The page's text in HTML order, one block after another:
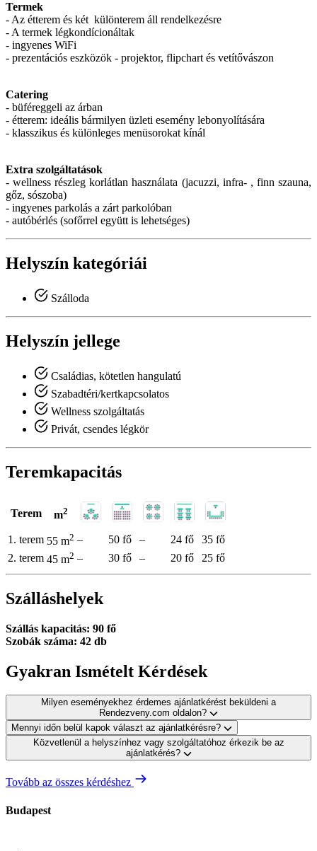
Termek
- Az étterem és két különterem áll rendelkezésre
- A termek légkondícionáltak
- ingyenes WiFi
- prezentációs eszközök - projektor, flipchart és vetítővászon
Catering
- büféreggeli az árban
- étterem: ideális bármilyen üzleti esemény lebonyolítására
- klasszikus és különleges menüsorokat kínál
Extra szolgáltatások
- wellness részleg korlátlan használata (jacuzzi, infra- , finn szauna,
gőz, sószoba)
- ingyenes parkolás a zárt parkolóban
- autóbérlés (sofőrrel együtt is lehetséges)
Helyszín kategóriái
Szálloda
Helyszín jellege
Családias, kötetlen hangulatú
Szabadtéri/kertkapcsolatos
Wellness szolgáltatás
Privát, csendes légkör
Teremkapacitás
Terem m2
1. terem 55 m2 – 50 fő – 24 fő
35 fő
2. terem 45 m2 – 30 fő – 20 fő 25 fő
Szálláshelyek
Szállás kapacitás: 90 fő
Szobák száma: 42 db
Gyakran Ismételt Kérdések
Milyen eseményekhez érdemes ajánlatkérést beküldeni a
Rendezveny.com oldalon?
Mennyi időn belül kapok választ az ajánlatkérésre?
Közvetlenül a helyszínhez vagy szolgáltatóhoz érkezik be az
ajánlatkérés?
Tovább az összes kérdéshez
Budapest